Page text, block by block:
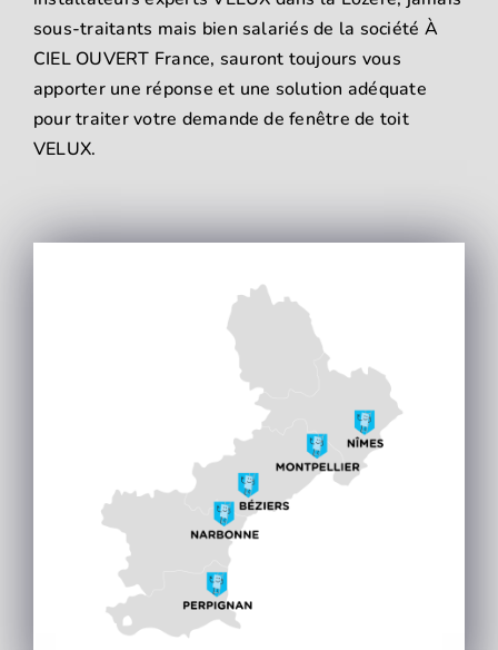
sous-traitants mais bien salariés de la société À
CIEL OUVERT France, sauront toujours vous
apporter une réponse et une solution adéquate
pour traiter votre demande de fenêtre de toit
VELUX.